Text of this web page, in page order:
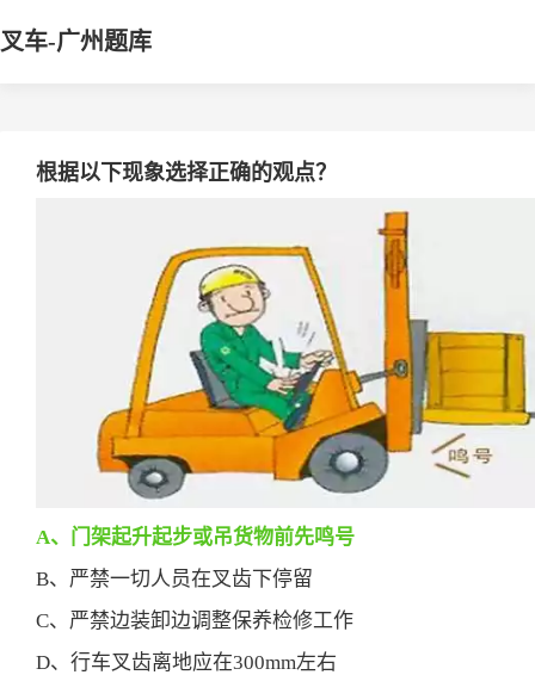
叉车-广州题库
根据以下现象选择正确的观点？
A、门架起升起步或吊货物前先鸣号
B、严禁一切人员在叉齿下停留
C、严禁边装卸边调整保养检修工作
D、行车叉齿离地应在300mm左右